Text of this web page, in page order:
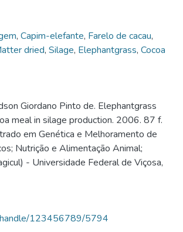
, Capim-elefante, Farelo de cacau,
dried, Silage, Elephantgrass, Cocoa
Giordano Pinto de. Elephantgrass
meal in silage production. 2006. 87 f.
em Genética e Melhoramento de
Nutrição e Alimentação Animal;
- Universidade Federal de Viçosa,
123456789/5794